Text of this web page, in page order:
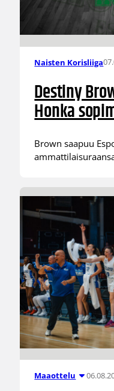
Naisten Korisliiga
Destiny
Honka
Brown saapuu
Maaottelu